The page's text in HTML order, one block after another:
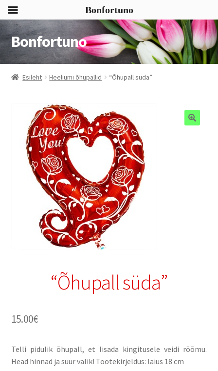
Liigu
navigeerimisele
Liigu
sisu
juurde
Bonfortuno
Esileht Heeliumi õhupallid “Õhupall süda”
“Õhupall süda”
15.00€
Telli pidulik õhupall, et lisada kingitusele veidi rõõmu.
Head hinnad ja suur valik! Tootekirjeldus: laius 18 cm
Bonfortuno